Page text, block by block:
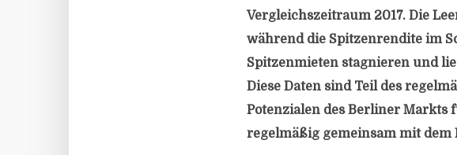
Vergleichszeitraum 2017. Die
während die Spitzenrendite im
Spitzenmieten stagnieren und
Diese Daten sind Teil des
Potenzialen des Berliner Markts
regelmäßig gemeinsam mit